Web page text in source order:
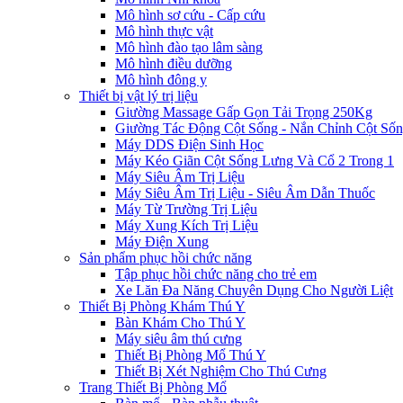
Mô hình sơ cứu - Cấp cứu
Mô hình thực vật
Mô hình đào tạo lâm sàng
Mô hình điều dưỡng
Mô hình đông y
Thiết bị vật lý trị liệu
Giường Massage Gấp Gọn Tải Trọng 250Kg
Giường Tác Động Cột Sống - Nắn Chỉnh Cột
Máy DDS Điện Sinh Học
Máy Kéo Giãn Cột Sống Lưng Và Cổ 2 Trong 1
Máy Siêu Âm Trị Liệu
Máy Siêu Âm Trị Liệu - Siêu Âm Dẫn Thuốc
Máy Từ Trường Trị Liệu
Máy Xung Kích Trị Liệu
Máy Điện Xung
Sản phẩm phục hồi chức năng
Tập phục hồi chức năng cho trẻ em
Xe Lăn Đa Năng Chuyên Dụng Cho Người Liệt
Thiết Bị Phòng Khám Thú Y
Bàn Khám Cho Thú Y
Máy siêu âm thú cưng
Thiết Bị Phòng Mổ Thú Y
Thiết Bị Xét Nghiệm Cho Thú Cưng
Trang Thiết Bị Phòng Mổ